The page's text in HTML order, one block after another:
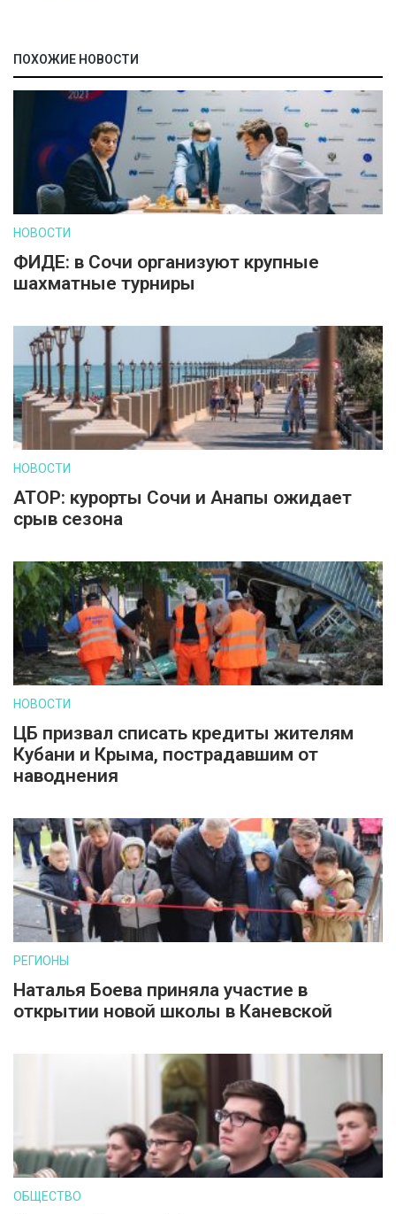
ПОХОЖИЕ НОВОСТИ
НОВОСТИ
ФИДЕ: в Сочи организуют крупные
шахматные турниры
НОВОСТИ
АТОР: курорты Сочи и Анапы ожидает
срыв сезона
НОВОСТИ
ЦБ призвал списать кредиты жителям
Кубани и Крыма, пострадавшим от
наводнения
РЕГИОНЫ
Наталья Боева приняла участие в
открытии новой школы в Каневской
ОБЩЕСТВО